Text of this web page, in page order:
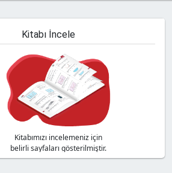
Kitabı İncele
Kitabımızı incelemeniz için
belirli sayfaları gösterilmiştir.